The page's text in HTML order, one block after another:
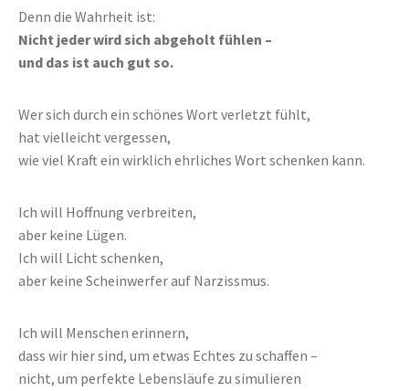
Denn die Wahrheit ist:
Nicht jeder wird sich abgeholt fühlen –
und das ist auch gut so.
Wer sich durch ein schönes Wort verletzt fühlt,
hat vielleicht vergessen,
wie viel Kraft ein wirklich ehrliches Wort schenken kann.
Ich will Hoffnung verbreiten,
aber keine Lügen.
Ich will Licht schenken,
aber keine Scheinwerfer auf Narzissmus.
Ich will Menschen erinnern,
dass wir hier sind, um etwas Echtes zu schaffen –
nicht, um perfekte Lebensläufe zu simulieren